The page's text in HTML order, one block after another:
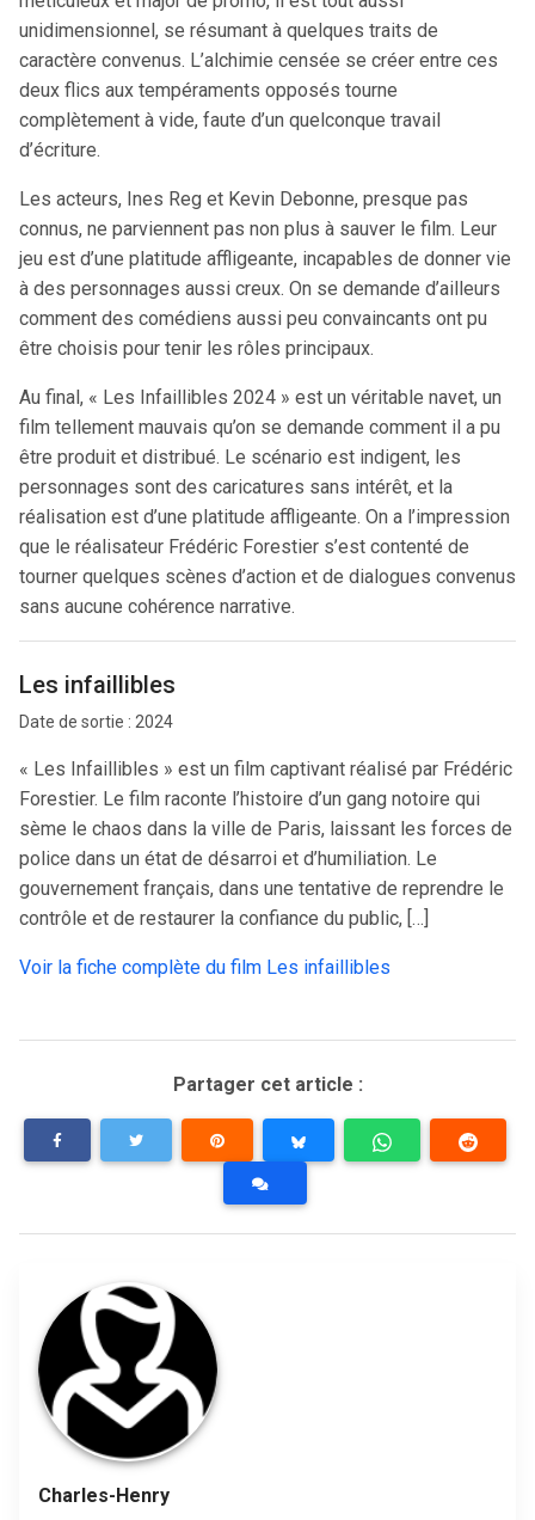
unidimensionnel, se résumant à quelques traits de
caractère convenus. L’alchimie censée se créer entre ces
deux flics aux tempéraments opposés tourne
complètement à vide, faute d’un quelconque travail
d’écriture.
Les acteurs, Ines Reg et Kevin Debonne, presque pas
connus, ne parviennent pas non plus à sauver le film. Leur
jeu est d’une platitude affligeante, incapables de donner vie
à des personnages aussi creux. On se demande d’ailleurs
comment des comédiens aussi peu convaincants ont pu
être choisis pour tenir les rôles principaux.
Au final, « Les Infaillibles 2024 » est un véritable navet, un
film tellement mauvais qu’on se demande comment il a pu
être produit et distribué. Le scénario est indigent, les
personnages sont des caricatures sans intérêt, et la
réalisation est d’une platitude affligeante. On a l’impression
que le réalisateur Frédéric Forestier s’est contenté de
tourner quelques scènes d’action et de dialogues convenus
sans aucune cohérence narrative.
Les infaillibles
Date de sortie : 2024
« Les Infaillibles » est un film captivant réalisé par Frédéric
Forestier. Le film raconte l’histoire d’un gang notoire qui
sème le chaos dans la ville de Paris, laissant les forces de
police dans un état de désarroi et d’humiliation. Le
gouvernement français, dans une tentative de reprendre le
contrôle et de restaurer la confiance du public, […]
Voir la fiche complète du film Les infaillibles
Partager cet article :
Charles-Henry